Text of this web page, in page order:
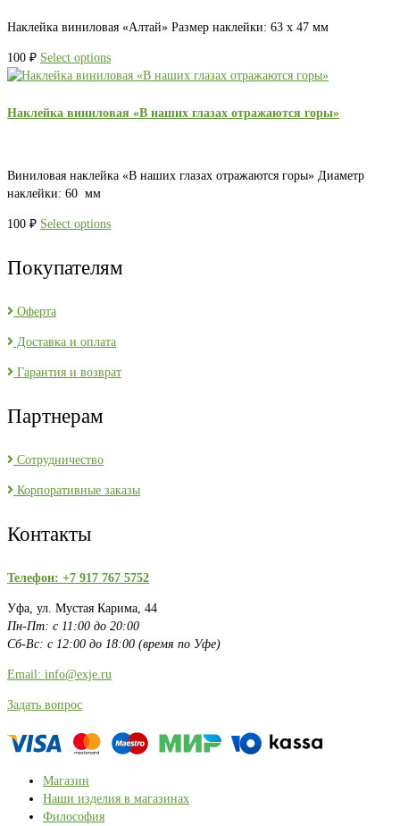
Наклейка виниловая «Алтай» Размер наклейки: 63 х 47 мм
100 ₽ Select options
Наклейка виниловая «В наших глазах отражаются горы»
Виниловая наклейка «В наших глазах отражаются горы» Диаметр
наклейки: 60 мм
100 ₽ Select options
Покупателям
Оферта
Доставка и оплата
Гарантия и возврат
Партнерам
Сотрудничество
Корпоративные заказы
Контакты
Телефон: +7 917 767 5752
Уфа, ул. Мустая Карима, 44
Пн-Пт: с 11:00 до 20:00
Сб-Вс: с 12:00 до 18:00 (время по Уфе)
Email: info@exje.ru
Задать вопрос
Магазин
Наши изделия в магазинах
Философия